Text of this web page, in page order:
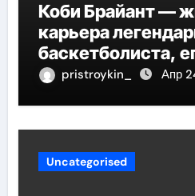
Коби Брайант —
карьера
баскетболиста,
и наследие
pristroykin_ Апр
Uncategorised